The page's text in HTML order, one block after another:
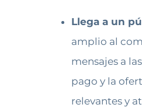
Llega a un
amplio al
mensajes a
pago y la
relevantes y